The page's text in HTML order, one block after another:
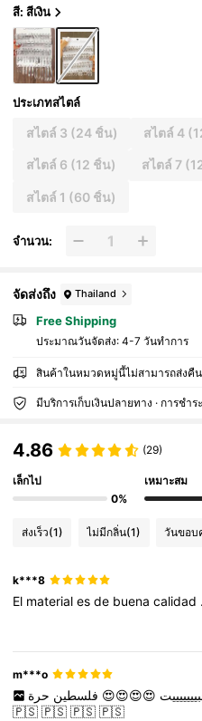
องขวัญที่เหมาะสำหรับวันหยุดและ
สี: สีเงิน
ประเภทสไตล์
สไตล์ 3 (24 ชิ้น) สไตล์ 4
สไตล์ 6 (12 ชิ้น) สไตล์ 7
สไตล์ 1 (60 ชิ้น)
จำนวน:
จัดส่งถึง Thailand
Free Shipping
ประมาณวันจัดส่ง: 4-7 วันทำการ
สินค้าในหมวดหมู่นี้ไม่สามารถส่งคื
4.86 (29)
เล็กไป
0%
เหมาะสม
ส่งเร็ว(1) ไม่มีกลิ่น(1) วันขอบ
k***8
El materialesde buenacalidad .
m***o
😍😍😍😍 فلسطين حرة
🇵🇸🇵🇸🇵🇸🇵🇸